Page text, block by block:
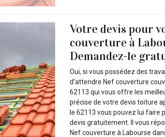
Votre devis pour
couverture à
Demandez-le
Oui, si vous possédez des
d’attendre Nef couverture
62113 qui vous offre les
précise de votre devis toiture
le 62113 vous pouvez lui faire
devis gratuitement. Il vous
Nef couverture à Labourse